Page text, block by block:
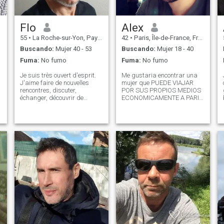
Flo
55 • La Roche-sur-Yon, Pays de la Loire, Francia
Buscando: Mujer 40 - 53
Fuma: No fumo
Je suis très ouvert d'esprit.
J'aime faire de nouvelles
rencontres, discuter,
échanger, découvrir de
forêt, les restos, les amis,
bref tout ce qu'il a de plus
normal.
Alex
42 • Paris, Île-de-France, Francia
Buscando: Mujer 18 - 40
Fuma: No fumo
Me gustaria encontrar una
mujer que PUEDE VIAJAR
POR SUS PROPIOS MEDIOS
ECONOMICAMENTE A PARIS
VIDA.\NUNA MUY HERMOSA
SIN HIJOS (o que sean ya
adultos a lo menos) ,
CARIÑOSA y muy fiel, que NO
LE INTERESA EL DINERO o
ESTATUS SOCIAL DEL
HOMBRE, Que se INTERESA
A mí POR lo QUE SOY, Y NO
LO QUE TENGO. \NNo
Prepago, prostituta, o mujer
que vende contenido en redes
sociales por fa... Frances
estable, muy cariñoso, tierno